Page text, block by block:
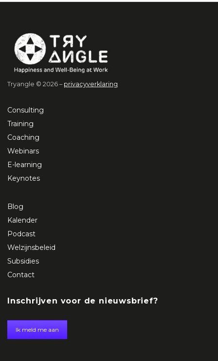
Tryangle © 2026 – privacyverklaring
Consulting
Training
Coaching
Webinars
E-learning
Keynotes
Blog
Kalender
Podcast
Welzijnsbeleid
Subsidies
Contact
Inschrijven voor de nieuwsbrief?
Ik meld me aan